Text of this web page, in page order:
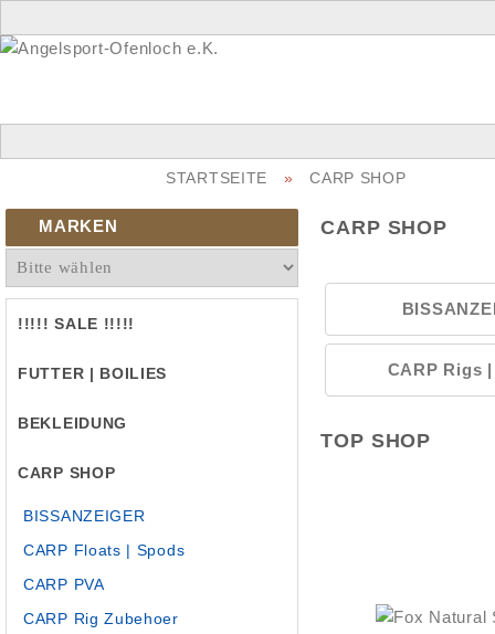
STARTSEITE » CARP SHOP
MARKEN
!!!!! SALE !!!!!
FUTTER | BOILIES
BEKLEIDUNG
CARP SHOP
BISSANZEIGER
CARP Floats | Spods
CARP PVA
CARP Rig Zubehoer
CARP SHOP
CARP Rigs
TOP SHOP